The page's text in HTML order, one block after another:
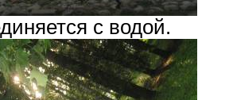
с водой.